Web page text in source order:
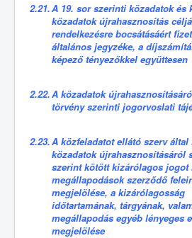
2.21.A 19. sor szerinti közadatok és
közadatok újrahasznosítás
rendelkezésre bocsátásáért
általános jegyzéke, a
képező tényezőkkel együttesen
2.22.A közadatok
törvény szerinti jogorvoslati
2.23.A közfeladatot ellátó szerv által
közadatok újrahasznosításáról
szerint kötött kizárólagos
megállapodások szerződő
megjelölése, a kizárólagosság
időtartamának, tárgyának,
megállapodás egyéb lényeges
megjelölése